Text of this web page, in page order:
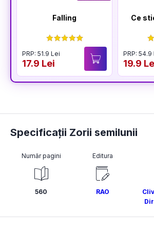
Falling
PRP: 51.9 Lei
17.9 Lei
Ce
PRP: 54.9
19.9
Specificații Zorii semilunii
Număr pagini
560
Editura
RAO